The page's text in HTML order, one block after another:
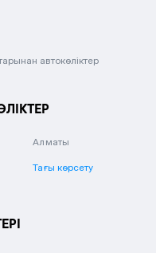
автокөліктер
Алматы
Тағы көрсету